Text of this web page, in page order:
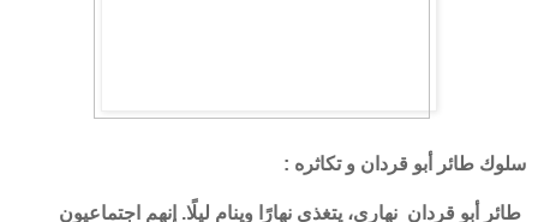
سلوك طائر أبو قردان و تكاثره :
طائر أبو قردان نهاري، يتغذى نهارًا وينام ليلًا. إنهم اجتماعيون